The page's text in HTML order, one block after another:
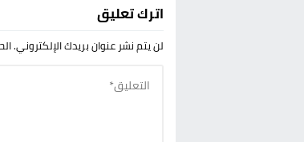
اترك تعليق
لن يتم نشر عنوان بريدك الإلكتروني.